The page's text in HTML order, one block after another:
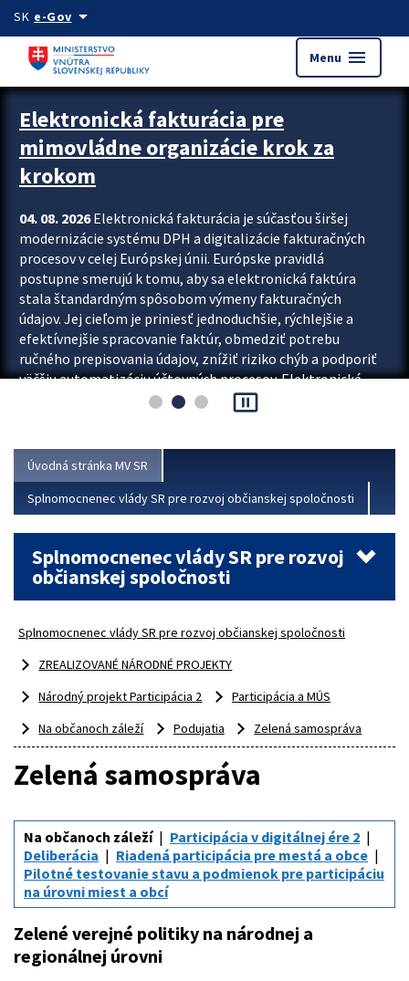
Preskocit na hlavný obsah
SK e-Govarrow_drop_down
Menu menu
Zastavit automatický posun upútavok
Elektronická fakturácia pre
mimovládne organizácie krok za
krokom
04. 08. 2026Elektronická fakturácia je súčasťou širšej
modernizácie systému DPH a digitalizácie fakturačných
procesov v celej Európskej únii. Európske pravidlá
postupne smerujú k tomu, aby sa elektronická faktúra
stala štandardným spôsobom výmeny fakturačných
údajov. Jej cieľom je priniesť jednoduchšie, rýchlejšie a
efektívnejšie spracovanie faktúr, obmedziť potrebu
ručného prepisovania údajov, znížiť riziko chýb a podporiť
väčšiu automatizáciu účtovných procesov. Elektronická
fakturácia preto nepredstavuje...
pause_presentation
Úvodná stránka MV SR
Splnomocnenec vlády SR pre rozvoj občianskej spoločnosti
Splnomocnenec vlády SR pre rozvoj
občianskej spoločnosti
Splnomocnenec vlády SR pre rozvoj občianskej spoločnosti
ZREALIZOVANÉ NÁRODNÉ PROJEKTY
Národný projekt Participácia 2
Participácia a MÚS
Na občanoch záleží
Podujatia Zelená samospráva
Zelená samospráva
Na občanoch záleží
Participácia v digitálnej ére 2
Deliberácia
Riadená participácia pre mestá a obce
Pilotné testovanie stavu a podmienok pre participáciu
na úrovni miest a obcí
Zelené verejné politiky na národnej a
regionálnej úrovni